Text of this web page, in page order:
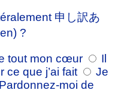
申し訳あ
?
tout mon cœur
Il
ce que j’ai fait
Je
Pardonnez-moi de